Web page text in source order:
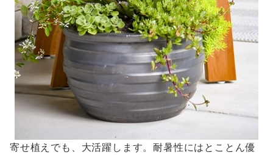
寄せ植えでも、大活躍します。耐暑性にはとことん優